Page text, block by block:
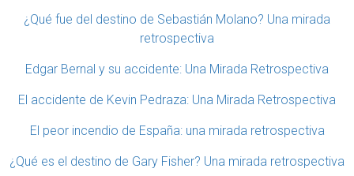
¿Qué fue del destino de Sebastián Molano? Una mirada
retrospectiva
Edgar Bernal y su accidente: Una Mirada Retrospectiva
El accidente de Kevin Pedraza: Una Mirada Retrospectiva
El peor incendio de España: una mirada retrospectiva
¿Qué es el destino de Gary Fisher? Una mirada retrospectiva